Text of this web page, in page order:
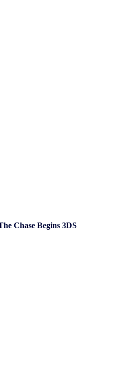
Chase Begins 3DS